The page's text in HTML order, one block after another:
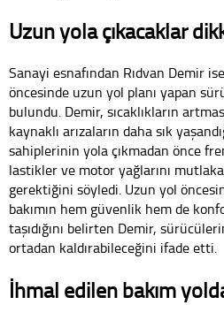
Uzun yola çıkacaklar
Sanayi esnafından Rıdvan Demir
öncesinde uzun yol planı yapan
bulundu. Demir, sıcaklıkların
kaynaklı arızaların daha sık
sahiplerinin yola çıkmadan önce
lastikler ve motor yağlarını
gerektiğini söyledi. Uzun yol
bakımın hem güvenlik hem de
taşıdığını belirten Demir,
ortadan kaldırabileceğini ifade etti.
İhmal edilen bakım